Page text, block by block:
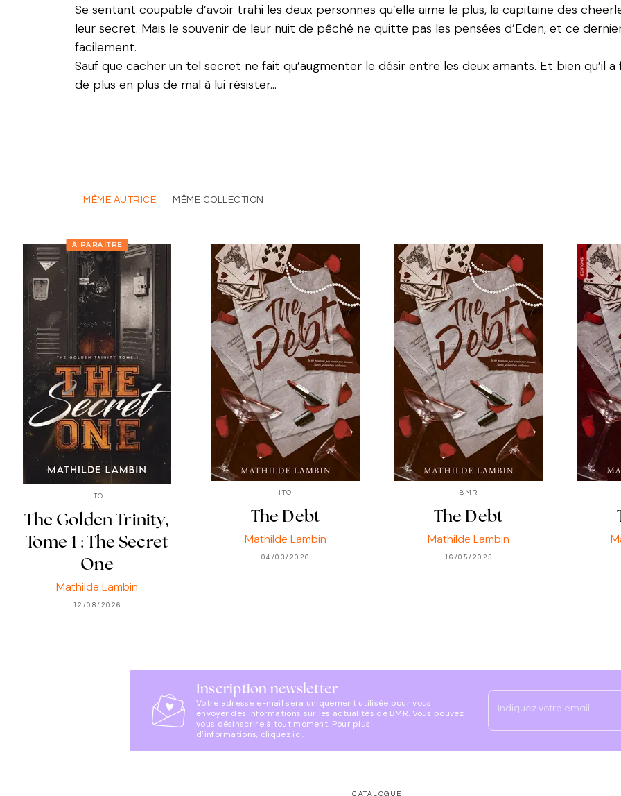
Se sentant coupable d’avoir trahi les deux personnes qu’elle aime le plus, la capitaine des
leur secret. Mais le souvenir de leur nuit de pêché ne quitte pas les pensées d’Eden, et ce
facilement.
Sauf que cacher un tel secret ne fait qu’augmenter le désir entre les deux amants. Et bien qu’il
de plus en plus de mal à lui résister…
MÊME AUTRICE MÊME COLLECTION
À PARAÎTRE
ITO
The Golden Trinity,
Tome 1 : The Secret
One
Mathilde Lambin
12/08/2026
ITO
The Debt
Mathilde Lambin
04/03/2026
BMR
The Debt
Mathilde Lambin
16/05/2025
Inscription newsletter
Votre adresse e-mail sera uniquement utilisée pour vous
envoyer des informations sur les actualités de BMR. Vous pouvez
vous désinscrire à tout moment. Pour plus
d’informations, cliquez ici.
Indiquez votre email
CATALOGUE